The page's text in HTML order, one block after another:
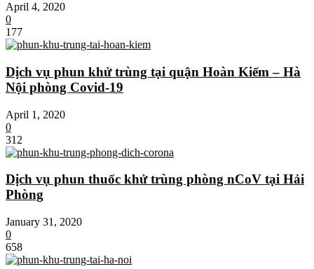
April 4, 2020
0
177
Dịch vụ phun khử trùng tại quận Hoàn Kiếm – Hà
Nội phòng Covid-19
April 1, 2020
0
312
Dịch vụ phun thuốc khử trùng phòng nCoV tại Hải
Phòng
January 31, 2020
0
658